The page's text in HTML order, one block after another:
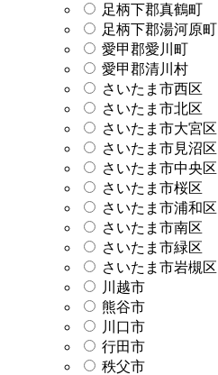
足柄下郡真鶴町
足柄下郡湯河原町
愛甲郡愛川町
愛甲郡清川村
さいたま市西区
さいたま市北区
さいたま市大宮区
さいたま市見沼区
さいたま市中央区
さいたま市桜区
さいたま市浦和区
さいたま市南区
さいたま市緑区
さいたま市岩槻区
川越市
熊谷市
川口市
行田市
秩父市